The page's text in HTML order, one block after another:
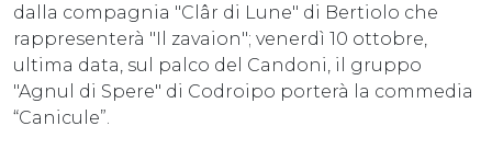
dalla compagnia "Clâr di Lune" di Bertiolo che
rappresenterà "Il zavaion"; venerdì 10 ottobre,
ultima data, sul palco del Candoni, il gruppo
"Agnul di Spere" di Codroipo porterà la commedia
“Canicule”.